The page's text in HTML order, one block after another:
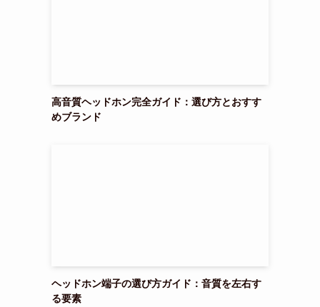
高音質ヘッドホン完全ガイド：選び方とおすす
めブランド
ヘッドホン端子の選び方ガイド：音質を左右す
る要素